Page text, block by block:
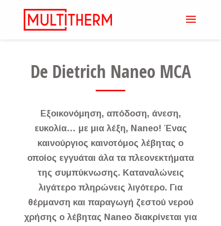
De Dietrich Naneo MCA
Εξοικονόμηση, απόδοση, άνεση,
ευκολία… με μια λέξη, Naneo! Ένας
καινούργιος καινοτόμος λέβητας ο
οποίος εγγυάται άλα τα πλεονεκτήματα
της συμπύκνωσης. Καταναλώνεις
λιγάτερο πληρώνεις λιγότερο. Για
θέρμανση και παραγωγή ζεστού νερού
χρήσης ο λέβητας Naneo διακρίνεται για